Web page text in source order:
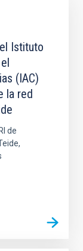
Istituto
(IAC)
la red
de